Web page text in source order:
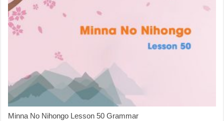
Minna No Nihongo Lesson 50 Grammar